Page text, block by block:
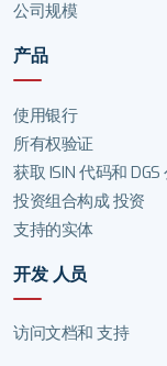
公司规模
产品
使用银行
所有权验证
获取 ISIN 代码和 DGS
投资组合构成 投资
支持的实体
开发 人员
访问文档和 支持